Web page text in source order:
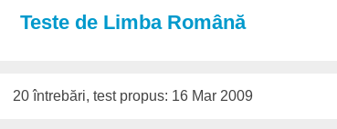
Teste de Limba Română
20 întrebări, test propus: 16 Mar 2009